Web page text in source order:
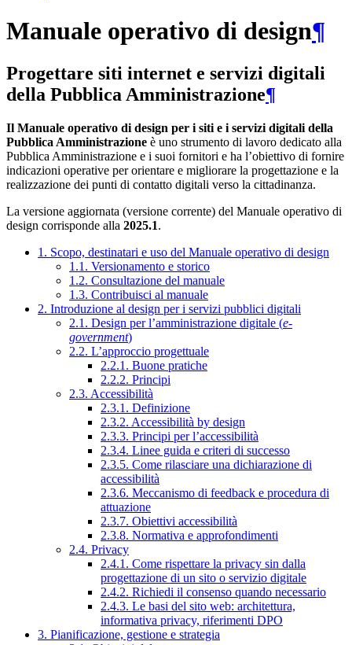
Manuale operativo di design¶
Progettare siti internet e servizi digitali
della Pubblica Amministrazione¶
Il Manuale operativo di design per i siti e i servizi digitali della
Pubblica Amministrazione è uno strumento di lavoro dedicato alla
Pubblica Amministrazione e i suoi fornitori e ha l’obiettivo di fornire
indicazioni operative per orientare e migliorare la progettazione e la
realizzazione dei punti di contatto digitali verso la cittadinanza.
La versione aggiornata (versione corrente) del Manuale operativo di
design corrisponde alla 2025.1.
1. Scopo, destinatari e uso del Manuale operativo di design
1.1. Versionamento e storico
1.2. Consultazione del manuale
1.3. Contribuisci al manuale
2. Introduzione al design per i servizi pubblici digitali
2.1. Design per l’amministrazione digitale (e-
government)
2.2. L’approccio progettuale
2.2.1. Buone pratiche
2.2.2. Principi
2.3. Accessibilità
2.3.1. Definizione
2.3.2. Accessibilità by design
2.3.3. Principi per l’accessibilità
2.3.4. Linee guida e criteri di successo
2.3.5. Come rilasciare una dichiarazione di
accessibilità
2.3.6. Meccanismo di feedback e procedura di
attuazione
2.3.7. Obiettivi accessibilità
2.3.8. Normativa e approfondimenti
2.4. Privacy
2.4.1. Come rispettare la privacy sin dalla
progettazione di un sito o servizio digitale
2.4.2. Richiedi il consenso quando necessario
2.4.3. Le basi del sito web: architettura,
informativa privacy, riferimenti DPO
3. Pianificazione, gestione e strategia